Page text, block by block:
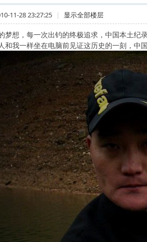
11-28 23:27:25 | 显示全部楼层
梦想，每一次出钓的终极追求，中国本土
和我一样坐在电脑前见证这历史的一刻，中